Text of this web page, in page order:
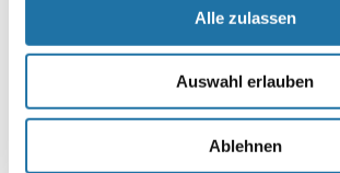
Alle zulassen
Auswahl erlauben
Ablehnen